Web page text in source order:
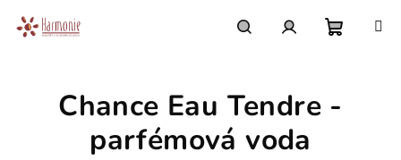
obsah
košík
Chance Eau Tendre -
parfémová voda